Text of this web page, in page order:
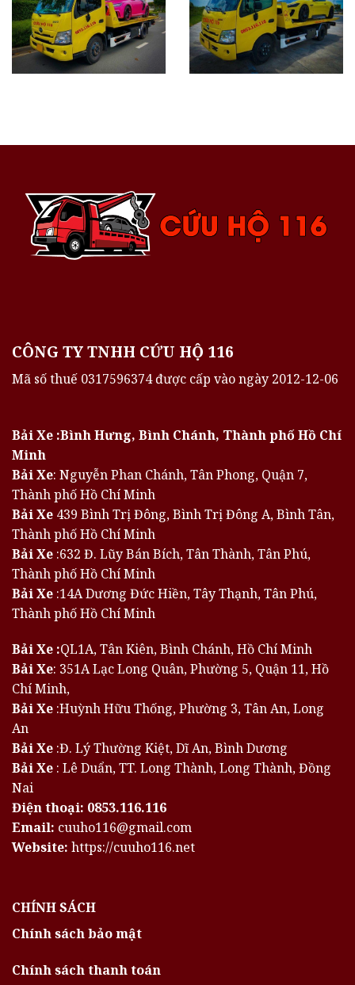
CÔNG TY TNHH CỨU HỘ 116
Mã số thuế 0317596374 được cấp vào ngày 2012-12-06
Bải Xe :Bình Hưng, Bình Chánh, Thành phố Hồ Chí
Minh
Bải Xe: Nguyễn Phan Chánh, Tân Phong, Quận 7,
Thành phố Hồ Chí Minh
Bải Xe 439 Bình Trị Đông, Bình Trị Đông A, Bình Tân,
Thành phố Hồ Chí Minh
Bải Xe :632 Đ. Lũy Bán Bích, Tân Thành, Tân Phú,
Thành phố Hồ Chí Minh
Bải Xe :14A Dương Đức Hiền, Tây Thạnh, Tân Phú,
Thành phố Hồ Chí Minh
Bải Xe :QL1A, Tân Kiên, Bình Chánh, Hồ Chí Minh
Bải Xe: 351A Lạc Long Quân, Phường 5, Quận 11, Hồ
Chí Minh,
Bải Xe :Huỳnh Hữu Thống, Phường 3, Tân An, Long
An
Bải Xe :Đ. Lý Thường Kiệt, Dĩ An, Bình Dương
Bải Xe : Lê Duẩn, TT. Long Thành, Long Thành, Đồng
Nai
Điện thoại: 0853.116.116
Email: cuuho116@gmail.com
Website: https://cuuho116.net
CHÍNH SÁCH
Chính sách bảo mật
Chính sách thanh toán